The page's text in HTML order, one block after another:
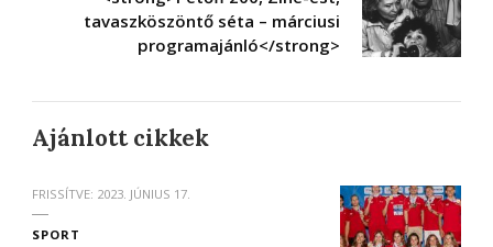
tavaszköszöntő séta – márciusi
programajánló</strong>
Ajánlott cikkek
FRISSÍTVE: 2023. JÚNIUS 17.
SPORT